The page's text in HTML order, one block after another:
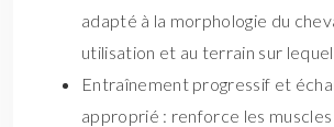
adapté à la morphologie du
utilisation et au terrain sur
Entraînement progressif et
approprié : renforce les